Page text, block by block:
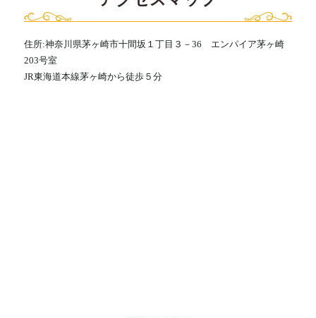
住所:神奈川県茅ヶ崎市十間坂１丁目３－36 エンパイア茅ヶ崎
203号室
JR東海道本線茅ヶ崎から徒歩５分